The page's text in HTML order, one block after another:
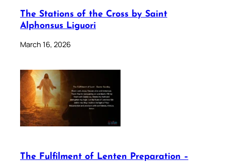
The Stations of the Cross by Saint
Alphonsus Liguori
March 16, 2026
The Fulfilment of Lenten Preparation –